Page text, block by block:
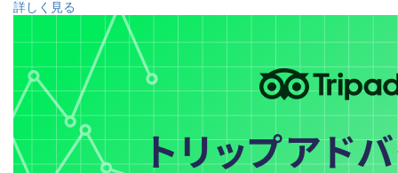
詳しく見る